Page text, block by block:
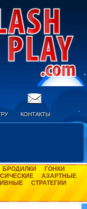
КОНТАКТЫ
БРОДИЛКИ
ГОНКИ
АЗАРТНЫЕ
СТРАТЕГИИ